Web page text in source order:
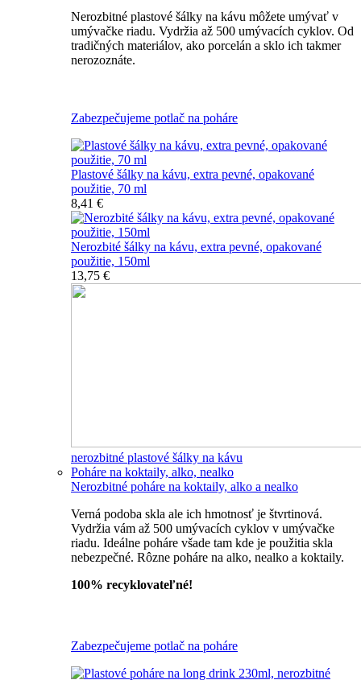
Nerozbitné plastové šálky na kávu môžete umývať v
umývačke riadu. Vydržia až 500 umývacích cyklov. Od
tradičných materiálov, ako porcelán a sklo ich takmer
nerozoznáte.
Zabezpečujeme potlač na poháre
Plastové šálky na kávu, extra pevné, opakované
použitie, 70 ml
8,41 €
Nerozbité šálky na kávu, extra pevné, opakované
použitie, 150ml
13,75 €
nerozbitné plastové šálky na kávu
Poháre na koktaily, alko, nealko
Nerozbitné poháre na koktaily, alko a nealko
Verná podoba skla ale ich hmotnosť je štvrtinová.
Vydržia vám až 500 umývacích cyklov v umývačke
riadu. Ideálne poháre všade tam kde je použitia skla
nebezpečné. Rôzne poháre na alko, nealko a koktaily.
100% recyklovateľné!
Zabezpečujeme potlač na poháre